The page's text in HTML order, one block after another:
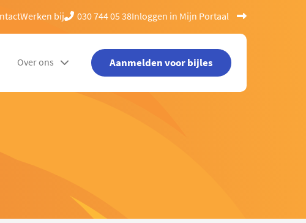
Werken bij 030 744 05 38Inloggen in Mijn Portaal
Over ons Aanmelden voor bijles